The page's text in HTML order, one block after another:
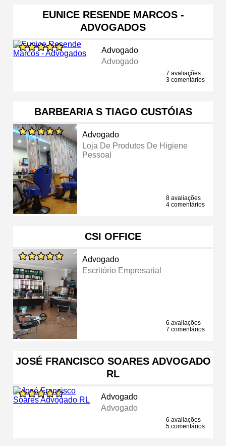
EUNICE RESENDE MARCOS -
ADVOGADOS
Advogado
Advogado
7 avaliações
3 comentários
BARBEARIA S TIAGO CUSTÓIAS
Advogado
Loja De Produtos De Higiene
Pessoal
8 avaliações
4 comentários
CSI OFFICE
Advogado
Escritório Empresarial
6 avaliações
7 comentários
JOSÉ FRANCISCO SOARES ADVOGADO
RL
Advogado
Advogado
6 avaliações
5 comentários